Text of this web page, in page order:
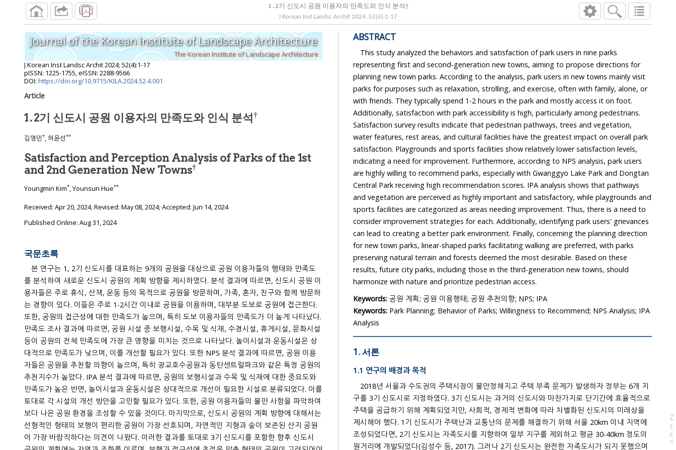
1․2기 신도시 공원 이용자의 만족도와 인식 분석†
J Korean Inst Landsc Archit 2024; 52(4):1-17
N
e
x
t
a
g
Journal of the Korean Institute of Landscape Architecture
The Korean Institute of Landscape Architecture
J Korean Inst Landsc Archit2024; 52(4):1-17
pISSN: 1225-1755, eISSN: 2288-9566
DOI: https://doi.org/10.9715/KILA.2024.52.4.001
Article
1․2기 신도시 공원 이용자의 만족도와 인식 분석†
김영민*, 허윤선**
Satisfaction and Perception Analysis of Parks of the 1st
and 2nd Generation New Towns†
Youngmin Kim*, Younsun Hue**
Received: Apr 20, 2024; Revised: May 08, 2024; Accepted: Jun 14, 2024
Published Online: Aug 31, 2024
국문초록
본 연구는 1, 2기 신도시를 대표하는 9개의 공원을 대상으로 공원 이용자들의 행태와 만족도
를 분석하여 새로운 신도시 공원의 계획 방향을 제시하였다. 분석 결과에 따르면, 신도시 공원 이
용자들은 주로 휴식, 산책, 운동 등의 목적으로 공원을 방문하며, 가족, 혼자, 친구와 함께 방문하
는 경향이 있다. 이들은 주로 1-2시간 이내로 공원을 이용하며, 대부분 도보로 공원에 접근한다.
또한, 공원의 접근성에 대한 만족도가 높으며, 특히 도보 이용자들의 만족도가 더 높게 나타났다.
만족도 조사 결과에 따르면, 공원 시설 중 보행시설, 수목 및 식재, 수경시설, 휴게시설, 문화시설
등이 공원의 전체 만족도에 가장 큰 영향을 미치는 것으로 나타났다. 놀이시설과 운동시설은 상
대적으로 만족도가 낮으며, 이를 개선할 필요가 있다. 또한 NPS 분석 결과에 따르면, 공원 이용
자들은 공원을 추천할 의향이 높으며, 특히 광교호수공원과 동탄센트럴파크와 같은 특정 공원의
추천지수가 높았다. IPA 분석 결과에 따르면, 공원의 보행시설과 수목 및 식재에 대한 중요도와
만족도가 높은 반면, 놀이시설과 운동시설은 상대적으로 개선이 필요한 시설로 분류되었다. 이를
토대로 각 시설의 개선 방안을 고민할 필요가 있다. 또한, 공원 이용자들의 불만 사항을 파악하여
보다 나은 공원 환경을 조성할 수 있을 것이다. 마지막으로, 신도시 공원의 계획 방향에 대해서는
선형적인 형태의 보행이 편리한 공원이 가장 선호되며, 자연적인 지형과 숲이 보존된 산지 공원
이 가장 바람직하다는 의견이 나왔다. 이러한 결과를 토대로 3기 신도시를 포함한 향후 신도시
ABSTRACT
This study analyzed the behaviors and satisfaction of park users in nine parks
representing first and second-generation new towns, aiming to propose directions for
planning new town parks. According to the analysis, park users in new towns mainly visit
parks for purposes such as relaxation, strolling, and exercise, often with family, alone, or
with friends. They typically spend 1-2 hours in the park and mostly access it on foot.
Additionally, satisfaction with park accessibility is high, particularly among pedestrians.
Satisfaction survey results indicate that pedestrian pathways, trees and vegetation,
water features, rest areas, and cultural facilities have the greatest impact on overall park
satisfaction. Playgrounds and sports facilities show relatively lower satisfaction levels,
indicating a need for improvement. Furthermore, according to NPS analysis, park users
are highly willing to recommend parks, especially with Gwanggyo Lake Park and Dongtan
Central Park receiving high recommendation scores. IPA analysis shows that pathways
and vegetation are perceived as highly important and satisfactory, while playgrounds and
sports facilities are categorized as areas needing improvement. Thus, there is a need to
consider improvement strategies for each. Additionally, identifying park users' grievances
can lead to creating a better park environment. Finally, concerning the planning direction
for new town parks, linear-shaped parks facilitating walking are preferred, with parks
preserving natural terrain and forests deemed the most desirable. Based on these
results, future city parks, including those in the third-generation new towns, should
harmonize with nature and prioritize pedestrian access.
Keywords: 공원 계획; 공원 이용행태; 공원 추천의향; NPS; IPA
Keywords: Park Planning; Behavior of Parks; Willingness to Recommend; NPS Analysis; IPA
Analysis
1. 서론
1.1 연구의 배경과 목적
2018년 서울과 수도권의 주택시장이 불안정해지고 주택 부족 문제가 발생하자 정부는 6개 지
구를 3기 신도시로 지정하였다. 3기 신도시는 과거의 신도시와 마찬가지로 단기간에 효율적으로
주택을 공급하기 위해 계획되었지만, 사회적, 경제적 변화에 따라 차별화된 신도시의 미래상을
제시해야 했다. 1기 신도시가 주택난과 교통난의 문제를 해결하기 위해 서울 20km 이내 지역에
조성되었다면, 2기 신도시는 자족도시를 지향하여 일부 지구를 제외하고 평균 30-40km 정도의
원거리에 개발되었다(김성수 등, 2017). 그러나 2기 신도시는 완전한 자족도시가 되지 못했으며